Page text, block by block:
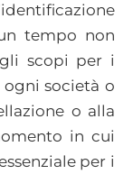
tempo non
scopi per i
società o
o alla
in cui
per i